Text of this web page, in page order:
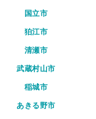
国立市
狛江市
清瀬市
武蔵村山市
稲城市
あきる野市